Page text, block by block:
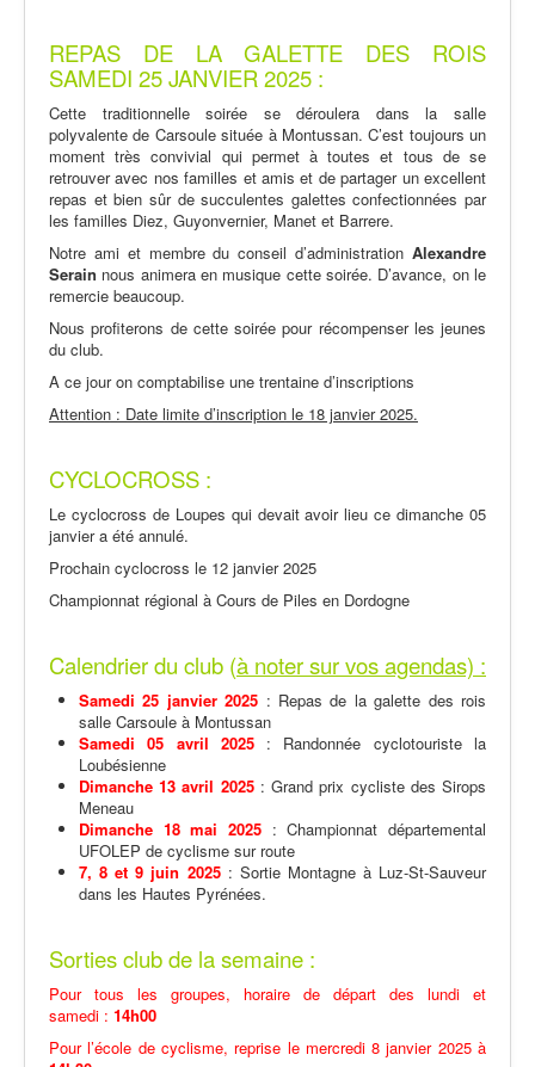
REPAS DE LA GALETTE DES ROIS
SAMEDI 25 JANVIER 2025 :
Cette traditionnelle soirée se déroulera dans la salle
polyvalente de Carsoule située à Montussan. C’est toujours un
moment très convivial qui permet à toutes et tous de se
retrouver avec nos familles et amis et de partager un excellent
repas et bien sûr de succulentes galettes confectionnées par
les familles Diez, Guyonvernier, Manet et Barrere.
Notre ami et membre du conseil d’administration Alexandre
Serain nous animera en musique cette soirée. D’avance, on le
remercie beaucoup.
Nous profiterons de cette soirée pour récompenser les jeunes
du club.
A ce jour on comptabilise une trentaine d’inscriptions
Attention : Date limite d’inscription le 18 janvier 2025.
CYCLOCROSS :
Le cyclocross de Loupes qui devait avoir lieu ce dimanche 05
janvier a été annulé.
Prochain cyclocross le 12 janvier 2025
Championnat régional à Cours de Piles en Dordogne
Calendrier du club (à noter sur vos agendas) :
Samedi 25 janvier 2025 : Repas de la galette des rois
salle Carsoule à Montussan
Samedi 05 avril 2025: Randonnée cyclotouriste la
Loubésienne
Dimanche 13 avril 2025 : Grand prix cycliste des Sirops
Meneau
Dimanche 18 mai 2025 : Championnat départemental
UFOLEP de cyclisme sur route
7, 8 et 9 juin 2025: Sortie Montagne à Luz-St-Sauveur
dans les Hautes Pyrénées.
Sorties club de la semaine :
Pour tous les groupes, horaire de départ des lundi et
samedi : 14h00
Pour l’école de cyclisme, reprise le mercredi 8 janvier 2025 à